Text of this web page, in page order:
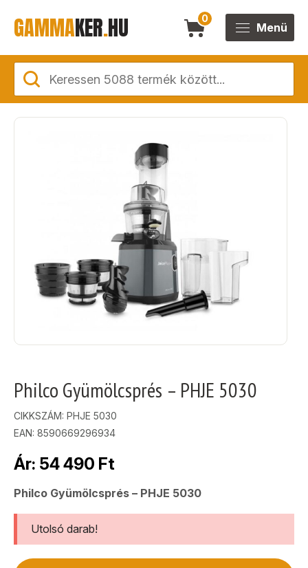
GAMMAKER.HU 0
Menü
Philco Gyümölcsprés – PHJE 5030
CIKKSZÁM: PHJE 5030
EAN: 8590669296934
Ár: 54 490 Ft
Philco Gyümölcsprés – PHJE 5030
Utolsó darab!